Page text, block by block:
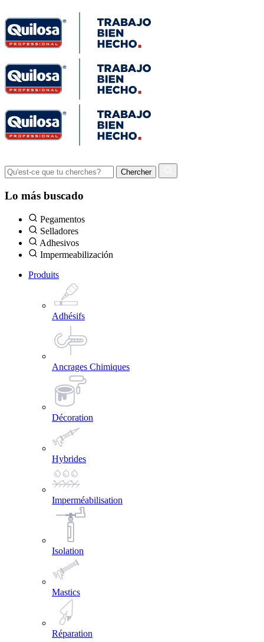
Lo más buscado
Pegamentos
Selladores
Adhesivos
Impermeabilización
Produits
Adhésifs
Ancrages Chimiques
Décoration
Hybrides
Imperméabilisation
Isolation
Mastics
Réparation